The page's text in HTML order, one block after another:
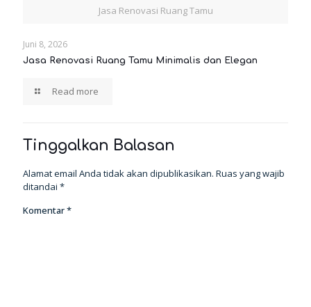
Jasa Renovasi Ruang Tamu
Juni 8, 2026
Jasa Renovasi Ruang Tamu Minimalis dan Elegan
Read more
Tinggalkan Balasan
Alamat email Anda tidak akan dipublikasikan. Ruas yang wajib
ditandai *
Komentar*